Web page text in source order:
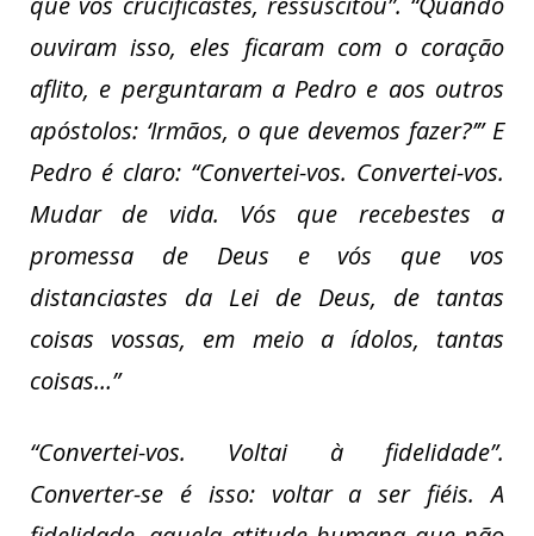
ouviram isso, eles ficaram com o coração
aflito, e perguntaram a Pedro e aos outros
apóstolos: ‘Irmãos, o que devemos fazer?’” E
Pedro é claro: “Convertei-vos. Convertei-vos.
Mudar de vida. Vós que recebestes a
promessa de Deus e vós que vos
distanciastes da Lei de Deus, de tantas
coisas vossas, em meio a ídolos, tantas
coisas…”
“Convertei-vos. Voltai à fidelidade”.
Converter-se é isso: voltar a ser fiéis. A